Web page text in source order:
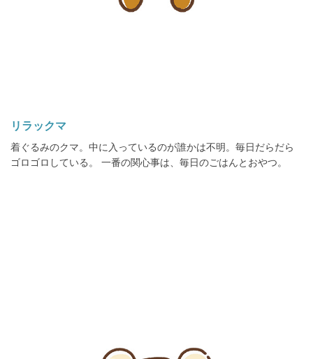
リラックマ
着ぐるみのクマ。中に入っているのが誰かは不明。毎日だらだら
ゴロゴロしている。 一番の関心事は、毎日のごはんとおやつ。